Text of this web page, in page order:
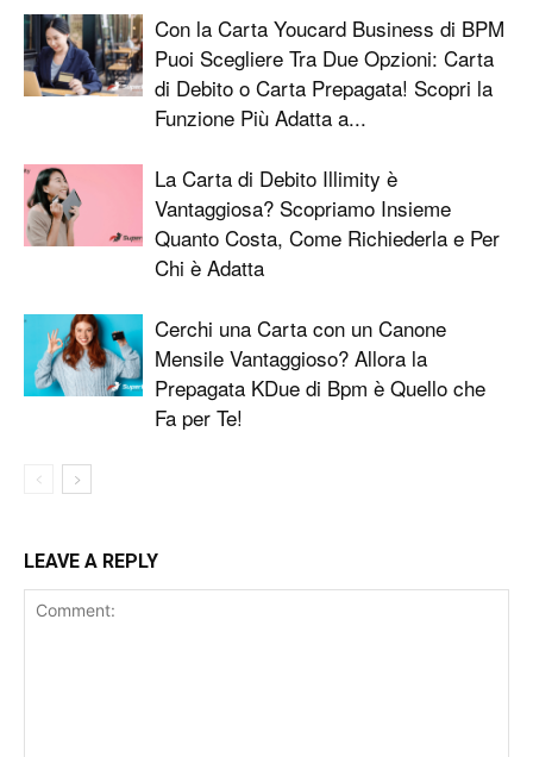
Con la Carta Youcard Business di BPM
Puoi Scegliere Tra Due Opzioni: Carta
di Debito o Carta Prepagata! Scopri la
Funzione Più Adatta a...
La Carta di Debito Illimity è
Vantaggiosa? Scopriamo Insieme
Quanto Costa, Come Richiederla e Per
Chi è Adatta
Cerchi una Carta con un Canone
Mensile Vantaggioso? Allora la
Prepagata KDue di Bpm è Quello che
Fa per Te!
LEAVE A REPLY